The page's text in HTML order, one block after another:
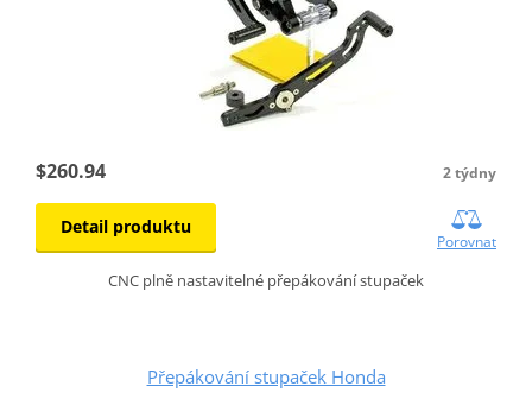
$260.94 2 týdny
Detail produktu
Porovnat
CNC plně nastavitelné přepákování stupaček
Přepákování stupaček Honda